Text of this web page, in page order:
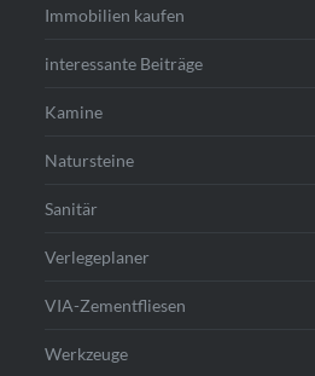
Immobilien kaufen
interessante Beiträge
Kamine
Natursteine
Sanitär
Verlegeplaner
VIA-Zementfliesen
Werkzeuge